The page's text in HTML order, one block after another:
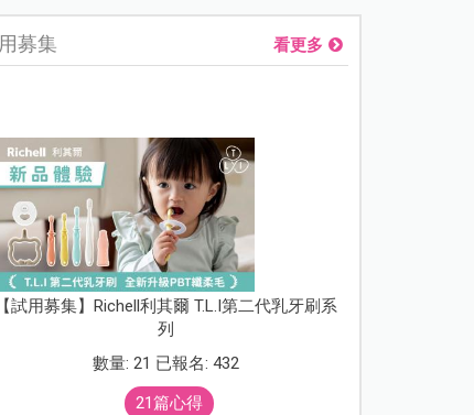
募集 看更多
【試用募集】Richell利其爾 T.L.I第二代乳牙刷系
列
數量: 21 已報名: 432
21篇心得